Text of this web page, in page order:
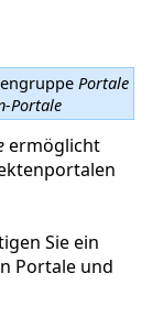
Portale
Portale
ermöglicht
Sie ein
Portale und